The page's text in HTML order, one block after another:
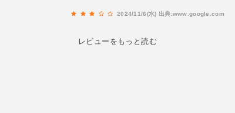
も来るたび暑いなーと言ってました。外の方が涼
2024/11/6(水) 出典:www.google.com
レビューをもっと読む